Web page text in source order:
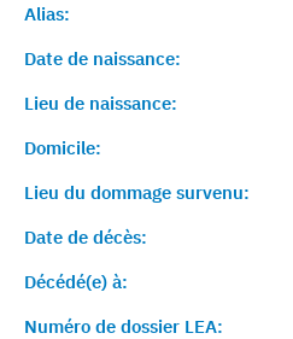
Alias:
Date de naissance:
Lieu de naissance:
Domicile:
Lieu du dommage survenu:
Date de décès:
Décédé(e) à:
Numéro de dossier LEA: